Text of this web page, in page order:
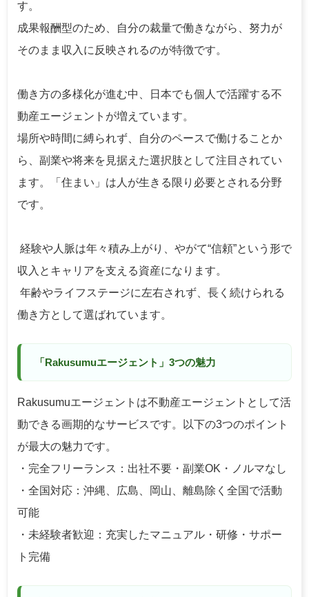
す。
成果報酬型のため、自分の裁量で働きながら、努力が
そのまま収入に反映されるのが特徴です。
働き方の多様化が進む中、日本でも個人で活躍する不
動産エージェントが増えています。
場所や時間に縛られず、自分のペースで働けることか
ら、副業や将来を見据えた選択肢として注目されてい
ます。「住まい」は人が生きる限り必要とされる分野
です。
経験や人脈は年々積み上がり、やがて“信頼”という形で
収入とキャリアを支える資産になります。
年齢やライフステージに左右されず、長く続けられる
働き方として選ばれています。
「Rakusumuエージェント」3つの魅力
Rakusumuエージェントは不動産エージェントとして活
動できる画期的なサービスです。以下の3つのポイント
が最大の魅力です。
・完全フリーランス：出社不要・副業OK・ノルマなし
・全国対応：沖縄、広島、岡山、離島除く全国で活動
可能
・未経験者歓迎：充実したマニュアル・研修・サポー
ト完備